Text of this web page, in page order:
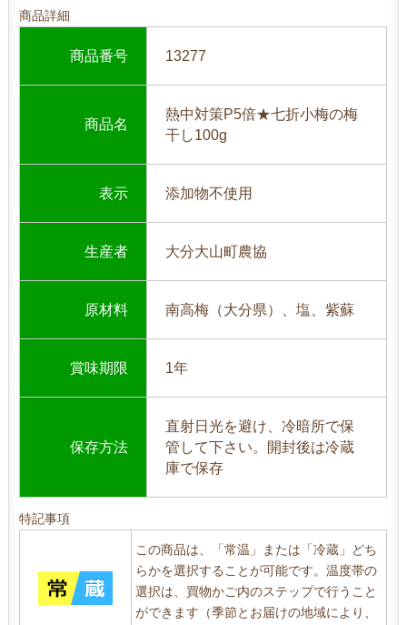
商品詳細
商品番号 13277
商品名
熱中対策P5倍★七折小梅の梅
干し100g
表示 添加物不使用
生産者 大分大山町農協
原材料 南高梅（大分県）、塩、紫蘇
賞味期限 1年
保存方法
直射日光を避け、冷暗所で保
管して下さい。開封後は冷蔵
庫で保存
特記事項
この商品は、「常温」または「冷蔵」どち
らかを選択することが可能です。温度帯の
選択は、買物かご内のステップで行うこと
ができます（季節とお届けの地域により、